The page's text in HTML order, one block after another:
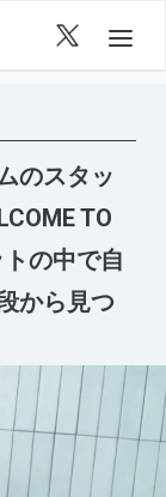
のスタッ
TO
の中で自
から見つ